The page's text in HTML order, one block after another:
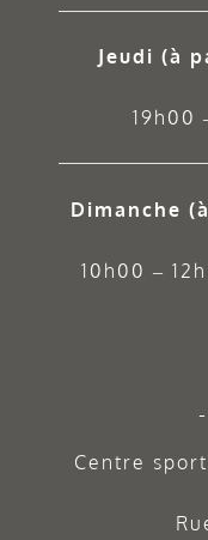
Jeudi (à
19h00
Dimanche
10h00 –
Centre